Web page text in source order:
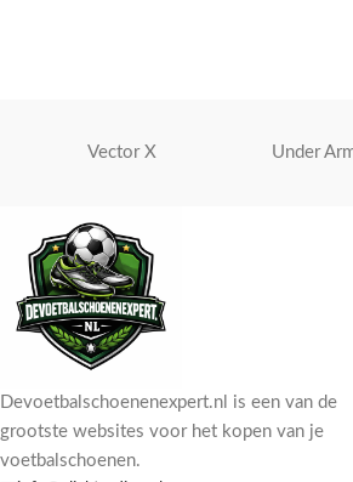
Vector X Under
Devoetbalschoenenexpert.nl is een van de
grootste websites voor het kopen van je
voetbalschoenen.